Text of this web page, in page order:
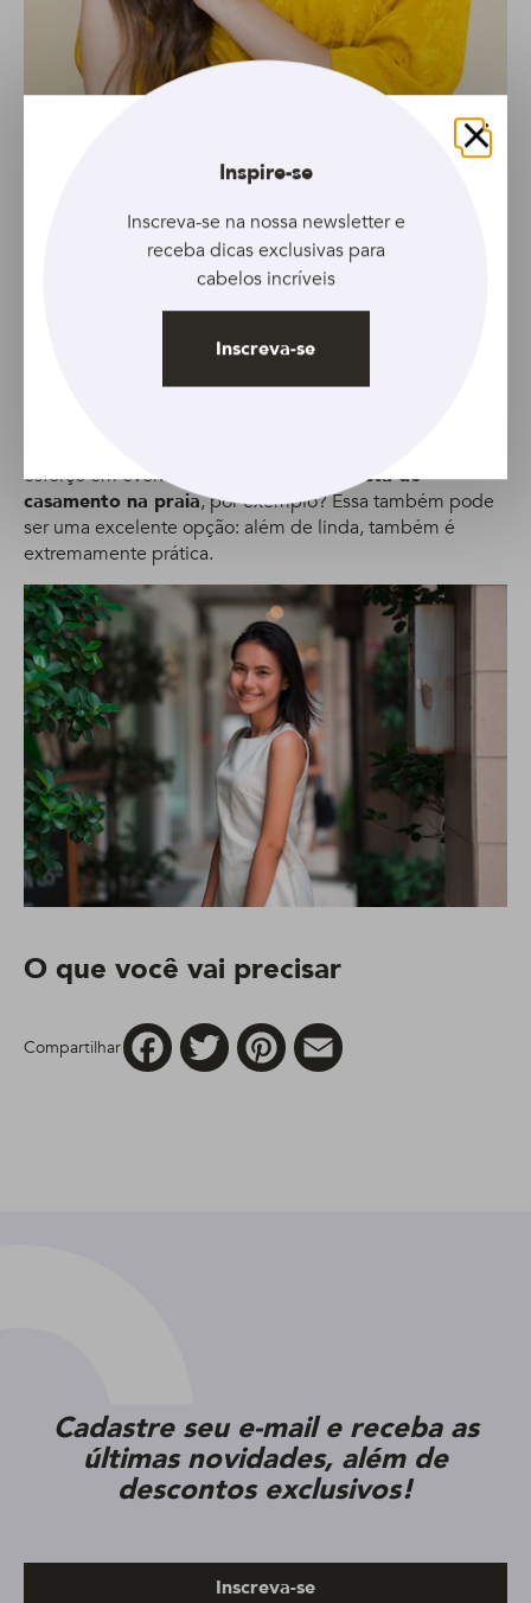
Cabelo ondulado durante a noite
finalizado
esforço em eventos diurnos. Tem uma
festa de
casamento na praia, por exemplo? Essa também pode
ser uma excelente opção: além de linda, também é
extremamente prática.
O que você vai precisar
Compartilhar
FacebookTwitter Pinterest
Cadastre seu e-mail e receba as
últimas novidades, além de
descontos exclusivos!
Inscreva-se
Fechar
Inspire-se
Inscreva-se na nossa newsletter e
receba dicas exclusivas para
cabelos incríveis
Inscreva-se